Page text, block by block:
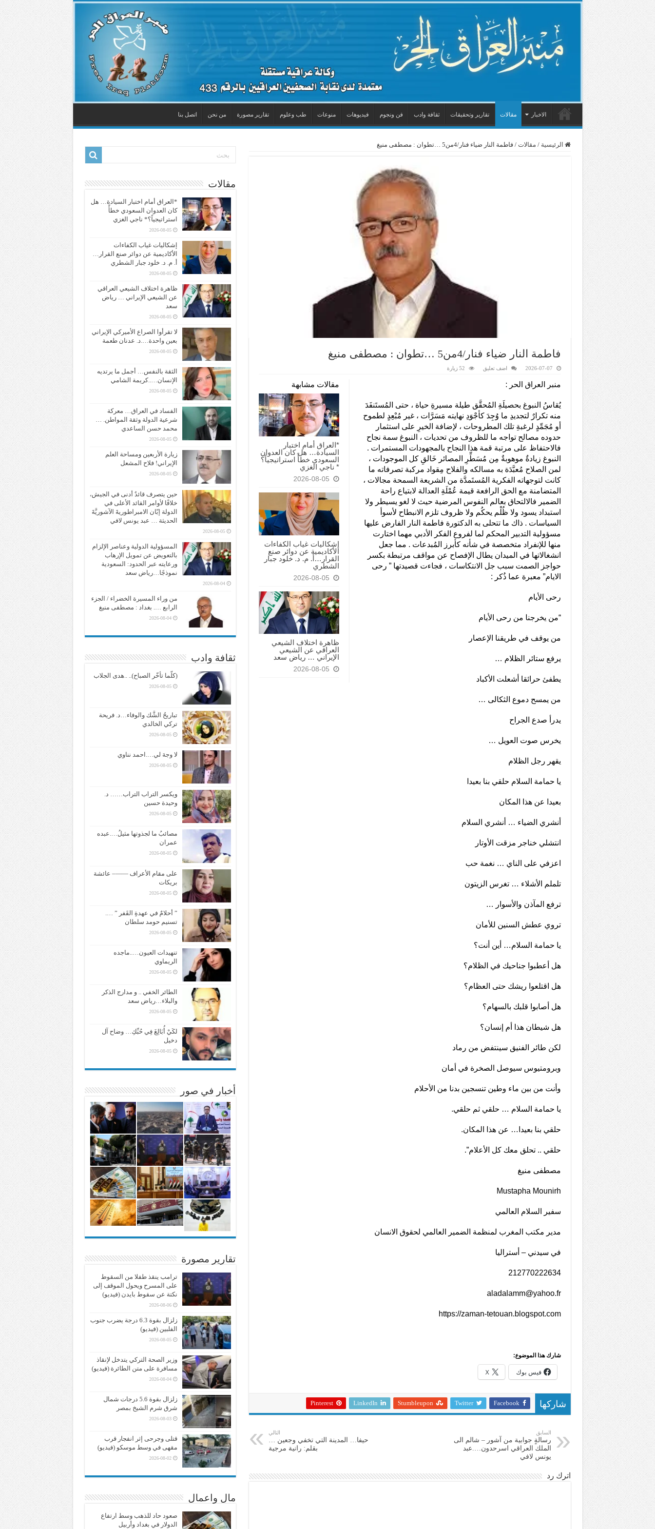
الاخبار مقالات تقارير وتحقيقات ثقافة وادب فن ونجوم فيديوهات منوعات طب وعلوم تقارير مصورة من نحن اتصل بنا
الرئيسية / مقالات / فاطمة النار ضياء فنار/4من5 …تطوان : مصطفى منيغ
فاطمة النار ضياء فنار/4من5 …تطوان : مصطفى منيغ
2026-07-07 اضف تعليق 52 زيارة
مقالات مشابهة
*العراق أمام اختبار
السيادة… هل كان العدوان
السعودي خطأً استراتيجياً؟
* ناجي الغزي
2026-08-05
إشكاليات غياب الكفاءات
الأكاديمية عن دوائر صنع
القرار…أ. م. د. خلود جبار
الشطري
2026-08-05
ظاهرة اختلاف الشيعي
العراقي عن الشيعي
الإيراني … رياض سعد
2026-08-05
منبر العراق الحر :
يُقاسُ النبوغ بحصيلَةِ المُحقَّق طيلة مسيرةِ حياة ، حتى المُستَنفَدَ
منه تكرارٌ لتجديدِ ما وُجِدَ كأجْوَدِ نهايته مَسَرَّات ، غير مُبْعِدٍ لطموح
أو مُجَمِّدٍ لرغبةِ تلك المطروحات ، لإضافة الخيرِ على استثمار
حدوده مصالح تواجه ما للظروف من تحديات ، النبوغ سمة نجاح
فالاحتفاظ على مرتبة قمة هذا النجاح بالمجهودات المستمرات .
النبوغ زيادةٌ موهوبةٌ مِن مُسَطِّرِ المصائر خَالقِ كل الموجودات ،
لمن الصلاح مُعبَّدَة به مسالكه والفلاح مِقواد مركبة تصرفاته ما
كانت لتوجهاته الفكرية المُستَمدَّة من الشريعة السمحة مجالات ،
المتضامنة مع الحق الرافعة قيمة عُمْلَةِ العدالة لابتياع راحة
الضمير فالالتحاق بعالم النفوس المرضية حيث لا لغو يسيطر ولا
استبداد يسود ولا ظُلْم يحكُم ولا ظروف تلزم الانبطاح لأسوأ
السياسات . ذاك ما تتحلى به الدكتورة فاطمة النار الفارض عليها
مسؤولية التدبير المحكم لما لفروع الفكر الأدبي مهما اختارت
منها للإنفراد متخصصة في شأنه كأبرز المُبدعات . مما جعل
انشغالاتها في الميدان يطال الإفصاح عن مواقف مرتبطة بكسر
حواجز الصمت سبب جل الانتكاسات ، فجاءت قصيدتها ” رحى
الايام” معبرة عما ذُكر :
رحى الأيام
“من يخرجنا من رحى الأيام
من يوقف في طريقنا الإعصار
يرفع ستائر الظلام …
يطفئ حرائقا أشعلت الأكباد
من يمسح دموع الثكالى …
يدرأ صدع الجراح
يخرس صوت العويل …
يقهر رجل الظلام
يا حمامة السلام حلقي بنا بعيدا
بعيدا عن هذا المكان
أنشري الضياء … أنشري السلام
انتشلي خناجر مزقت الأوتار
اعزفي على الناي … نغمة حب
تلملم الأشلاء … تغرس الزيتون
ترفع المآذن والأسوار …
تروي عطش السنين للأمان
يا حمامة السلام… أين أنت؟
هل أعطبوا جناحيك في الظلام؟
هل اقتلعوا ريشك حتى العظام؟
هل أصابوا قلبك بالسهام؟
هل شيطان هذا أم إنسان؟
لكن طائر الفنيق سينتفض من رماد
وبرومتيوس سيوصل الصخرة في أمان
وأنت من بين ماء وطين تنسجين بدنا من الأحلام
يا حمامة السلام … حلقي ثم حلقي.
حلقي بنا بعيدا… عن هذا المكان.
حلقي .. تحلق معك كل الأعلام”.
مصطفى منيغ
Mustapha Mounirh
سفير السلام العالمي
مدير مكتب المغرب لمنظمة الضمير العالمي لحقوق الانسان
في سيدني – أستراليا
212770222634
aladalamm@yahoo.fr
https://zaman-tetouan.blogspot.com
شارك هذا الموضوع:
فيس بوك X
شاركها Facebook
Twitter
Stumbleupon
LinkedIn
Pinterest
السابق
رسالةٍ جوابية من آشور – شالم الى
الملك العراقي اسرحدون….عبد
يونس لافي
التالي
حيفا… المدينة التي تخفي وجعين …
بقلم: رانية مرجية
اترك رد
مقالات
*العراق أمام اختبار السيادة… هل
كان العدوان السعودي خطأً
استراتيجياً؟* ناجي الغزي
2026-08-05
إشكاليات غياب الكفاءات
الأكاديمية عن دوائر صنع القرار…
أ. م. د. خلود جبار الشطري
2026-08-05
ظاهرة اختلاف الشيعي العراقي
عن الشيعي الإيراني … رياض
سعد
2026-08-05
لا تقرأوا الصراع الأميركي الإيراني
بعين واحدة….د. عدنان طعمة
2026-08-05
الثقة بالنفس… أجمل ما يرتديه
الإنسان…..كريمة الشامي
2026-08-05
الفساد في العراق… معركة
شرعية الدولة وثقة المواطن. …
محمد حسن الساعدي
2026-08-05
زيارة الأربعين ومساحة العلم
الإيراني! فلاح المشعل
2026-08-05
حين يتصرف قائدٌ أدنى في الجيش،
خلافًا لأوامر القائد الأعلى في
الدولة إبّان الامبراطوريةَ الآشوريَّةَ
الحديثة … عبد يونس لافي
2026-08-05
المسؤولية الدولية وعناصر الإلزام
بالتعويض عن تمويل الإرهاب
ورعايته عبر الحدود: السعودية
نموذجًا…رياض سعد
2026-08-04
من وراء المسيرة الخضراء / الجزء
الرابع …. بغداد : مصطفى منيغ
2026-08-04
ثقافة وادب
(كلّما تأخّر الصباح).. ..هدى الجلاب
2026-08-05
تباريحُ الشَّك والوفاء…د. فريحة
تركي الخالدي
2026-08-05
لا وجهَ لي….احمد نناوي
2026-08-05
ويكسر التراب التراب…… د.
وحيدة حسين
2026-08-05
مصائبُ ما لجذوتها مثيلُ….عبده
عمران
2026-08-05
على مقام الأعراف ——– عائشة
بريكات
2026-08-05
” أحلامٌ في عهدةِ القَفر ” ….
تسنيم حومد سلطان
2026-08-05
تنهيدات العيون…..ماجده
الريماوي
2026-08-05
الطائر الخفي .. و مدارج الذكر
والبلاء…رياض سعد
2026-08-05
لكَيْ أُبَالِغَ فِي حُبِّكِ… وضاح آل
دخيل
2026-08-05
أخبار في صور
تقارير مصورة
ترامب ينقذ طفلا من السقوط
على المسرح ويحول الموقف إلى
نكتة عن سقوط بايدن (فيديو)
2026-08-06
زلزال بقوة 6.3 درجة يضرب جنوب
الفلبين (فيديو)
2026-08-05
وزير الصحة التركي يتدخل لإنقاذ
مسافرة على متن الطائرة (فيديو)
2026-08-04
زلزال بقوة 5.6 درجات شمال
شرق شرم الشيخ بمصر
2026-08-03
قتلى وجرحى إثر انفجار قرب
مقهى في وسط موسكو (فيديو)
2026-08-02
مال واعمال
صعود حاد للذهب وسط ارتفاع
الدولار في بغداد وأربيل